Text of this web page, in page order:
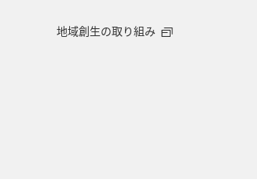
地域創生の取り組み